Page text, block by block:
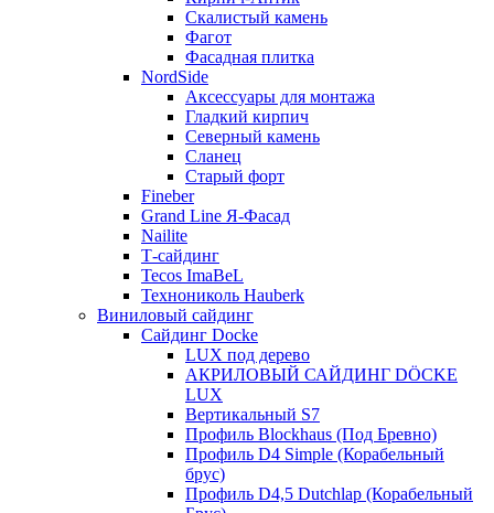
Скалистый камень
Фагот
Фасадная плитка
NordSide
Аксессуары для монтажа
Гладкий кирпич
Северный камень
Сланец
Старый форт
Fineber
Grand Line Я-Фасад
Nailite
Т-сайдинг
Tecos ImaBeL
Технониколь Hauberk
Виниловый сайдинг
Сайдинг Docke
LUX под дерево
АКРИЛОВЫЙ САЙДИНГ DÖCKE
LUX
Вертикальный S7
Профиль Blockhaus (Под Бревно)
Профиль D4 Simple (Корабельный
брус)
Профиль D4,5 Dutchlap (Корабельный